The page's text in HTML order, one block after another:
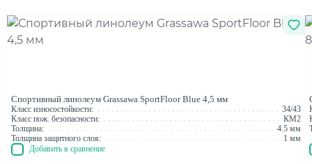
Спортивный линолеум Grassawa SportFloor Blue 4,5 мм
Класс износостойкости:
34/43
Класс пож. безопасности:
КМ2
Толщина:
4.5 мм
Толщина защитного слоя:
1 мм
Добавить в сравнение